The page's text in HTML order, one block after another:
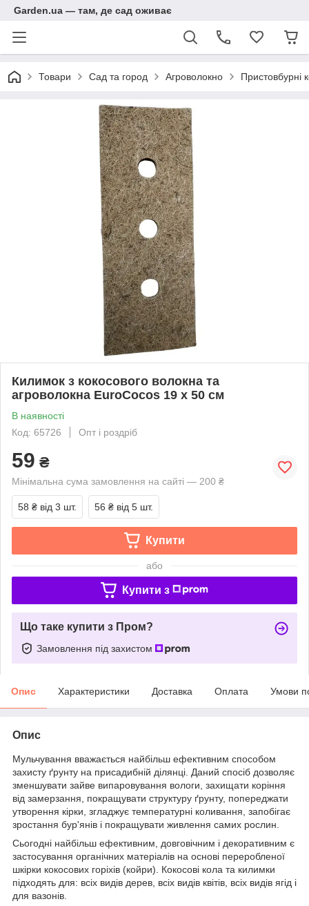
Garden.ua — там, де сад оживає
Товари Сад та город Агроволокно Пристовбурні
Килимок з кокосового волокна та
агроволокна EuroCocos 19 х 50 см
В наявності
Код: 65726
Опт і роздріб
59 ₴
Мінімальна сума замовлення на сайті — 200 ₴
58 ₴ від 3 шт. 56 ₴ від 5 шт.
Купити
або
Купити з
Що таке купити з Пром?
Замовлення під захистом
Опис Характеристики Доставка Оплата Умови
Опис
Мульчування вважається найбільш ефективним способом
захисту ґрунту на присадибній ділянці. Даний спосіб дозволяє
зменшувати зайве випаровування вологи, захищати коріння
від замерзання, покращувати структуру ґрунту, попереджати
утворення кірки, згладжує температурні коливання, запобігає
зростання бур'янів і покращувати живлення самих рослин.
Сьогодні найбільш ефективним, довговічним і декоративним є
застосування органічних матеріалів на основі переробленої
шкірки кокосових горіхів (койри). Кокосові кола та килимки
підходять для: всіх видів дерев, всіх видів квітів, всіх видів ягід і
для вазонів.